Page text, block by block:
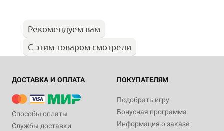
Рекомендуем вам
С этим товаром смотрели
ДОСТАВКА И ОПЛАТА
Способы оплаты
Службы доставки
ПОКУПАТЕЛЯМ
Подобрать игру
Бонусная программа
Информация о заказе